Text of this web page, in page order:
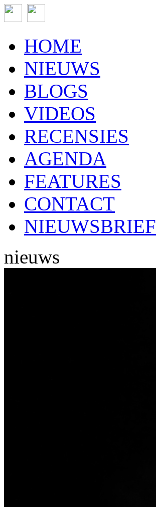
HOME
NIEUWS
BLOGS
VIDEOS
RECENSIES
AGENDA
FEATURES
CONTACT
NIEUWSBRIEF
nieuws